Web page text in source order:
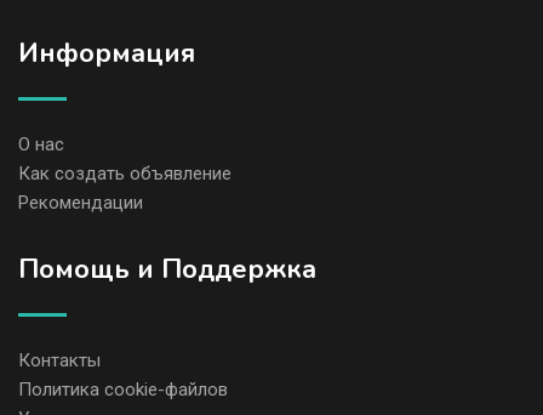
Информация
О нас
Как создать объявление
Рекомендации
Помощь и Поддержка
Контакты
Политика cookie-файлов